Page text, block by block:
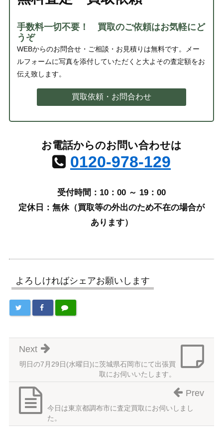
手数料一切不要！ 買取のご依頼はお気軽にど
うぞ
WEBからのお問合せ・ご相談・お見積りは無料です。メー
ルフォームに写真を添付していただくと大よその査定額をお
伝え致します。
買取依頼・お問合わせ
お電話からのお問い合わせは
0120-978-129
受付時間：10：00 ～ 19：00
定休日：無休（買取等の外出のため不在の場合が
あります）
よろしければシェアお願いします
明日の7月29日(水曜日)に茨城県石岡市にて出張買
取にお伺いいたします。
Next
今日は東京都調布市に査定買取にお伺いしまし
た。
Prev